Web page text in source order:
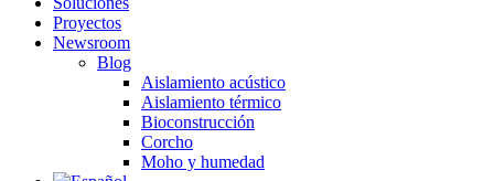
Proyectos
Newsroom
Blog
Aislamiento acústico
Aislamiento térmico
Bioconstrucción
Corcho
Moho y humedad